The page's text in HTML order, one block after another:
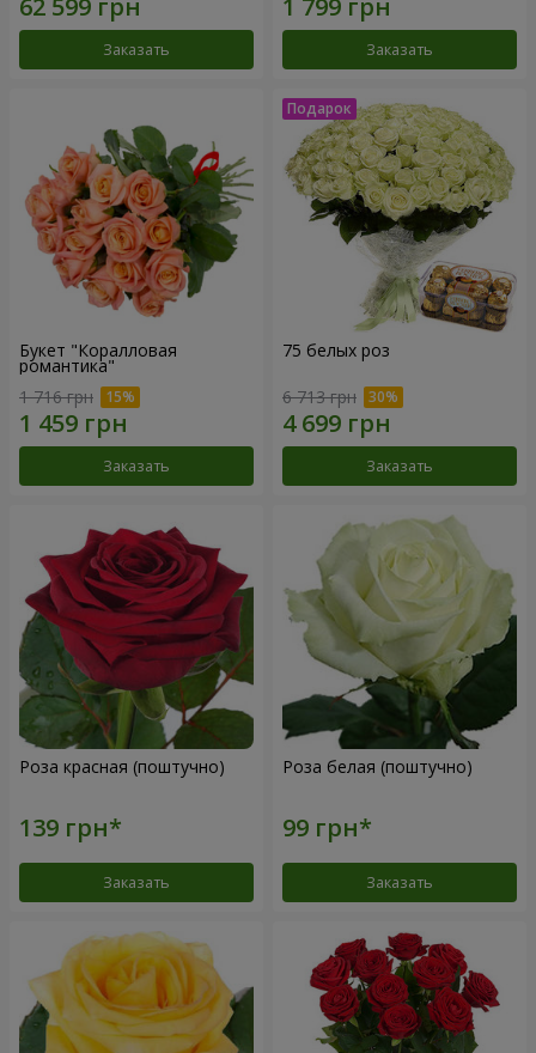
Заказать Заказать
Букет "Коралловая
романтика"
1 716 грн
Заказать
75 белых роз
6 713 грн
Заказать
Роза красная (поштучно)
Заказать
Роза белая (поштучно)
Заказать